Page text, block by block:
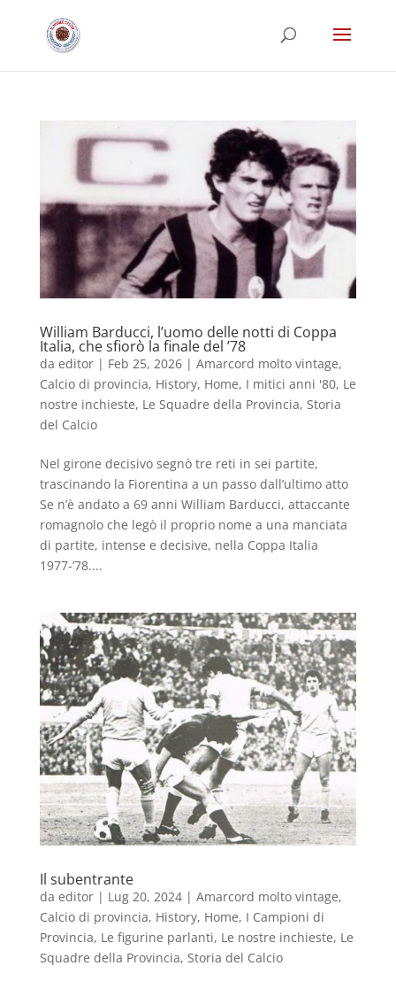
William Barducci, l’uomo delle notti di Coppa
Italia, che sfiorò la finale del ’78
da editor| Feb 25, 2026| Amarcord molto vintage,
Calcio di provincia, History, Home, I mitici anni '80, Le
nostre inchieste, Le Squadre della Provincia, Storia
del Calcio
Nel girone decisivo segnò tre reti in sei partite,
trascinando la Fiorentina a un passo dall’ultimo atto
Se n’è andato a 69 anni William Barducci, attaccante
romagnolo che legò il proprio nome a una manciata
di partite, intense e decisive, nella Coppa Italia
1977-’78....
Il subentrante
da editor| Lug 20, 2024| Amarcord molto vintage,
Calcio di provincia, History, Home, I Campioni di
Provincia, Le figurine parlanti, Le nostre inchieste, Le
Squadre della Provincia, Storia del Calcio